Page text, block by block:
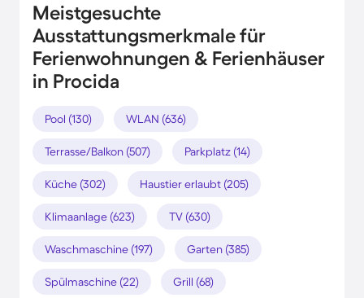
Meistgesuchte
Ausstattungsmerkmale für
Ferienwohnungen & Ferienhäuser
in Procida
Pool (130) WLAN (636)
Terrasse/Balkon (507) Parkplatz (14)
Küche (302) Haustier erlaubt (205)
Klimaanlage (623) TV (630)
Waschmaschine (197) Garten (385)
Spülmaschine (22) Grill (68)